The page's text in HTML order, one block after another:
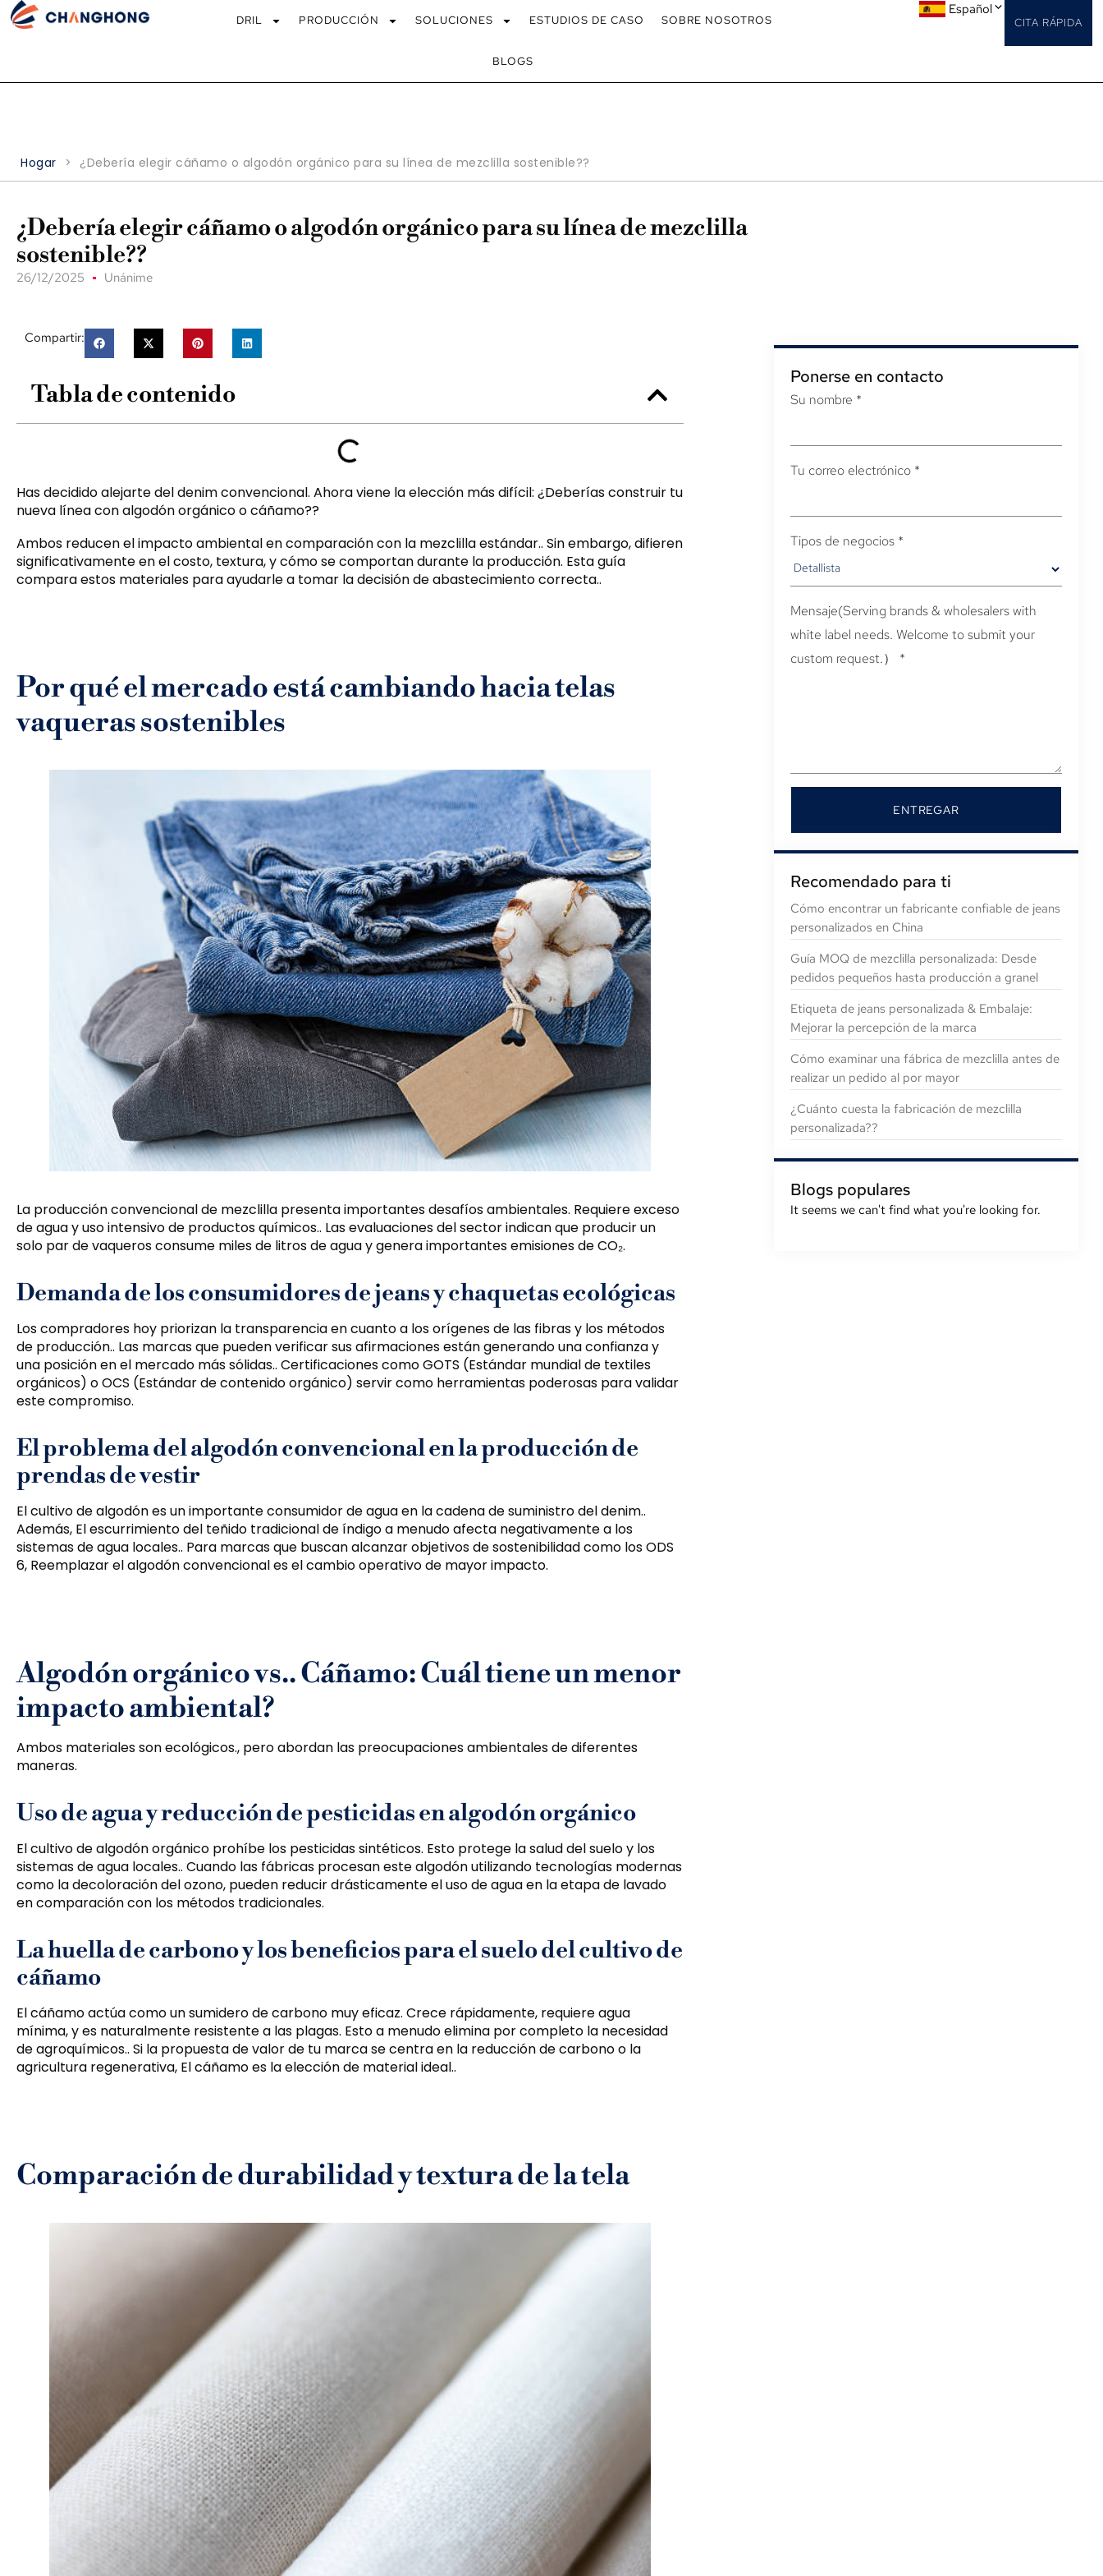
DRIL PRODUCCIÓN SOLUCIONES ESTUDIOS DE CASO SOBRE NOSOTROS
BLOGS
CITA RÁPIDA
Español
Hogar > ¿Debería elegir cáñamo o algodón orgánico para su línea de mezclilla sostenible??
¿Debería elegir cáñamo o algodón orgánico para su línea de mezclilla
sostenible??
26/12/2025 Unánime
Compartir:
Tabla de contenido
Has decidido alejarte del denim convencional. Ahora viene la elección más difícil: ¿Deberías construir tu
nueva línea con algodón orgánico o cáñamo??
Ambos reducen el impacto ambiental en comparación con la mezclilla estándar.. Sin embargo, difieren
significativamente en el costo, textura, y cómo se comportan durante la producción. Esta guía
compara estos materiales para ayudarle a tomar la decisión de abastecimiento correcta..
Por qué el mercado está cambiando hacia telas
vaqueras sostenibles
La producción convencional de mezclilla presenta importantes desafíos ambientales. Requiere exceso
de agua y uso intensivo de productos químicos.. Las evaluaciones del sector indican que producir un
solo par de vaqueros consume miles de litros de agua y genera importantes emisiones de CO₂.
Demanda de los consumidores de jeans y chaquetas ecológicas
Los compradores hoy priorizan la transparencia en cuanto a los orígenes de las fibras y los métodos
de producción.. Las marcas que pueden verificar sus afirmaciones están generando una confianza y
una posición en el mercado más sólidas.. Certificaciones como GOTS (Estándar mundial de textiles
orgánicos) o OCS (Estándar de contenido orgánico) servir como herramientas poderosas para validar
este compromiso.
El problema del algodón convencional en la producción de
prendas de vestir
El cultivo de algodón es un importante consumidor de agua en la cadena de suministro del denim..
Además, El escurrimiento del teñido tradicional de índigo a menudo afecta negativamente a los
sistemas de agua locales.. Para marcas que buscan alcanzar objetivos de sostenibilidad como los ODS
6, Reemplazar el algodón convencional es el cambio operativo de mayor impacto.
Algodón orgánico vs.. Cáñamo: Cuál tiene un menor
impacto ambiental?
Ambos materiales son ecológicos., pero abordan las preocupaciones ambientales de diferentes
maneras.
Uso de agua y reducción de pesticidas en algodón orgánico
El cultivo de algodón orgánico prohíbe los pesticidas sintéticos. Esto protege la salud del suelo y los
sistemas de agua locales.. Cuando las fábricas procesan este algodón utilizando tecnologías modernas
como la decoloración del ozono, pueden reducir drásticamente el uso de agua en la etapa de lavado
en comparación con los métodos tradicionales.
La huella de carbono y los beneficios para el suelo del cultivo de
cáñamo
El cáñamo actúa como un sumidero de carbono muy eficaz. Crece rápidamente, requiere agua
mínima, y es naturalmente resistente a las plagas. Esto a menudo elimina por completo la necesidad
de agroquímicos.. Si la propuesta de valor de tu marca se centra en la reducción de carbono o la
agricultura regenerativa, El cáñamo es la elección de material ideal..
Comparación de durabilidad y textura de la tela
Ponerse en contacto
Su nombre *
Tu correo electrónico *
Tipos de negocios *
Mensaje(Serving brands & wholesalers with
white label needs. Welcome to submit your
custom request.）
*
ENTREGAR
Recomendado para ti
Cómo encontrar un fabricante confiable de jeans
personalizados en China
Guía MOQ de mezclilla personalizada: Desde
pedidos pequeños hasta producción a granel
Etiqueta de jeans personalizada & Embalaje:
Mejorar la percepción de la marca
Cómo examinar una fábrica de mezclilla antes de
realizar un pedido al por mayor
¿Cuánto cuesta la fabricación de mezclilla
personalizada??
Blogs populares
It seems we can't find what you're looking for.